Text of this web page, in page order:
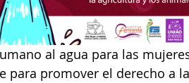
al agua para las
para promover el derecho a